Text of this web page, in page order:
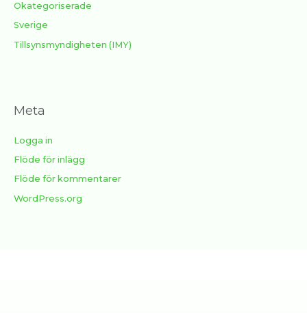
Okategoriserade
Sverige
Tillsynsmyndigheten (IMY)
Meta
Logga in
Flöde för inlägg
Flöde för kommentarer
WordPress.org